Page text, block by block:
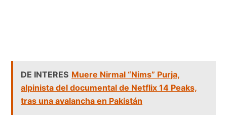
DE INTERES Muere Nirmal “Nims” Purja,
alpinista del documental de Netflix 14 Peaks,
tras una avalancha en Pakistán